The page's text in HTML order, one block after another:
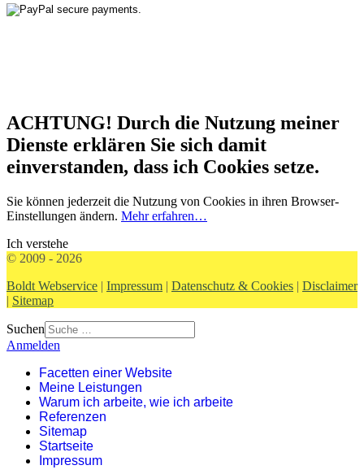
ACHTUNG! Durch die Nutzung meiner
Dienste erklären Sie sich damit
einverstanden, dass ich Cookies setze.
Sie können jederzeit die Nutzung von Cookies in ihren Browser-
Einstellungen ändern. Mehr erfahren…
Ich verstehe
© 2009 - 2026
Boldt Webservice | Impressum | Datenschutz & Cookies | Disclaimer
| Sitemap
Suchen
Anmelden
Facetten einer Website
Meine Leistungen
Warum ich arbeite, wie ich arbeite
Referenzen
Sitemap
Startseite
Impressum